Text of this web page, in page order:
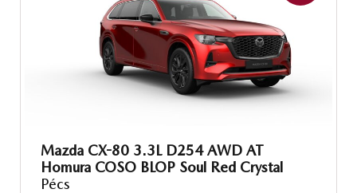
Mazda CX-80 3.3L D254 AWD AT
Homura COSO BLOP Soul Red Crystal
Pécs